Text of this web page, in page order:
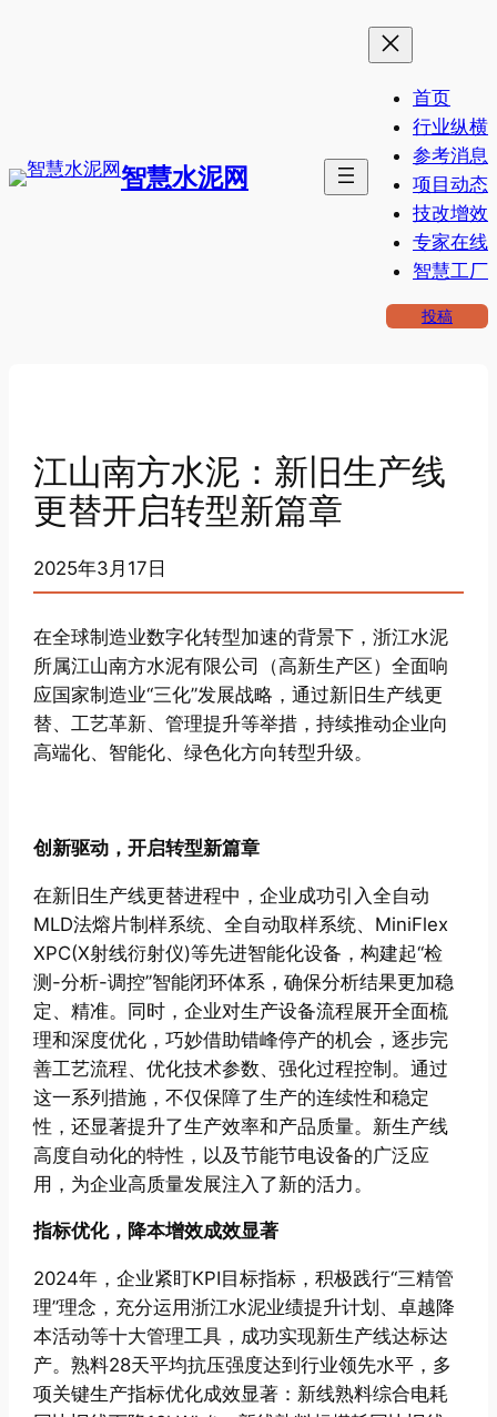
智慧水泥网
首页
行业纵横
参考消息
项目动态
技改增效
专家在线
智慧工厂
投稿
江山南方水泥：新旧生产线
更替开启转型新篇章
2025年3月17日
在全球制造业数字化转型加速的背景下，浙江水泥
所属江山南方水泥有限公司（高新生产区）全面响
应国家制造业“三化”发展战略，通过新旧生产线更
替、工艺革新、管理提升等举措，持续推动企业向
高端化、智能化、绿色化方向转型升级。
创新驱动，开启转型新篇章
在新旧生产线更替进程中，企业成功引入全自动
MLD法熔片制样系统、全自动取样系统、MiniFlex
XPC(X射线衍射仪)等先进智能化设备，构建起“检
测-分析-调控”智能闭环体系，确保分析结果更加稳
定、精准。同时，企业对生产设备流程展开全面梳
理和深度优化，巧妙借助错峰停产的机会，逐步完
善工艺流程、优化技术参数、强化过程控制。通过
这一系列措施，不仅保障了生产的连续性和稳定
性，还显著提升了生产效率和产品质量。新生产线
高度自动化的特性，以及节能节电设备的广泛应
用，为企业高质量发展注入了新的活力。
指标优化，降本增效成效显著
2024年，企业紧盯KPI目标指标，积极践行“三精管
理”理念，充分运用浙江水泥业绩提升计划、卓越降
本活动等十大管理工具，成功实现新生产线达标达
产。熟料28天平均抗压强度达到行业领先水平，多
项关键生产指标优化成效显著：新线熟料综合电耗